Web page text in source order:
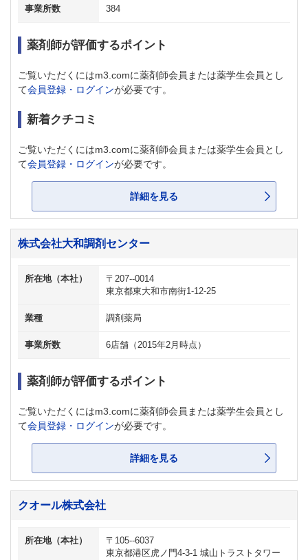
事業所数 384
薬剤師が評価するポイント
ご覧いただくにはm3.comに薬剤師会員または薬学生会員とし
て会員登録・ログインが必要です。
新着クチコミ
ご覧いただくにはm3.comに薬剤師会員または薬学生会員とし
て会員登録・ログインが必要です。
詳細を見る
株式会社大和調剤センター
所在地（本社）
〒207--0014
東京都東大和市南街1-12-25
業種 調剤薬局
事業所数 6店舗（2015年2月時点）
薬剤師が評価するポイント
ご覧いただくにはm3.comに薬剤師会員または薬学生会員とし
て会員登録・ログインが必要です。
詳細を見る
クオール株式会社
所在地（本社）
〒105--6037
東京都港区虎ノ門4-3-1 城山トラストタワー